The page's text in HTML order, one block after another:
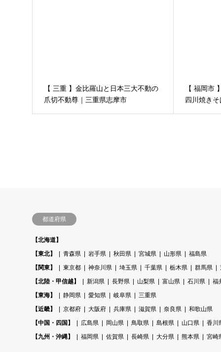
【 三重 】金比羅山と日本三大不動の
爪切不動尊｜三重県志摩市
【 福岡市
四川焼き
都道府県
【北海道】
【東北】
青森県 岩手県 秋田県 宮城県 山形県
福島県
【関東】
東京都 神奈川県 埼玉県 千葉県 栃木県 群馬県
【北陸・甲信越】
新潟県 長野県 山梨県 富山県 石川県
福
【東海】
静岡県 愛知県 岐阜県
三重県
【近畿】
京都府 大阪府 兵庫県 滋賀県 奈良県
和歌山県
【中国・四国】
広島県 岡山県 鳥取県 島根県 山口県
香川
【九州・沖縄】
福岡県 佐賀県 長崎県 大分県 熊本県 宮崎